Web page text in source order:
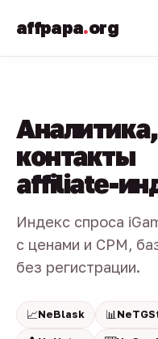
affpapa.org
контакты
affiliate-
Индекс спроса
с ценами и CPM,
без регистрации.
📈NeBlask 📊